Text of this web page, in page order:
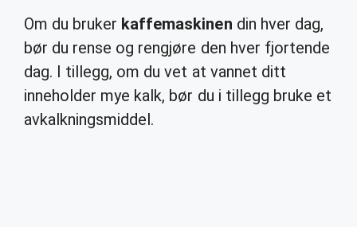
Om du bruker kaffemaskinen din hver dag,
bør du rense og rengjøre den hver fjortende
dag. I tillegg, om du vet at vannet ditt
inneholder mye kalk, bør du i tillegg bruke et
avkalkningsmiddel.